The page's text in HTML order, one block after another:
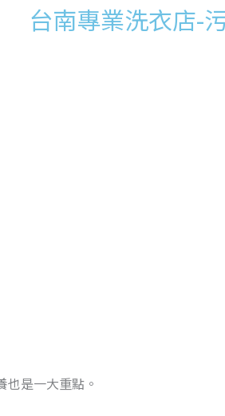
台南專業洗衣店-
是一大重點。